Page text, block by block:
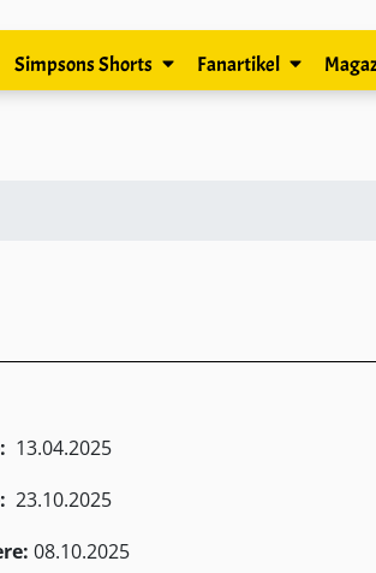
Simpsons Shorts Fanartikel
13.04.2025
23.10.2025
08.10.2025